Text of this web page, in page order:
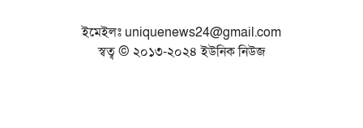
ইমেইলঃ uniquenews24@gmail.com
স্বত্ব © ২০১৩-২০২৪ ইউনিক নিউজ